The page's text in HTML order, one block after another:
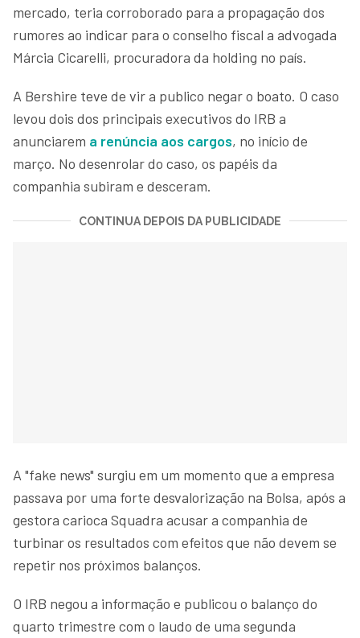
mercado, teria corroborado para a propagação dos
rumores ao indicar para o conselho fiscal a advogada
Márcia Cicarelli, procuradora da holding no país.
A Bershire teve de vir a publico negar o boato. O caso
levou dois dos principais executivos do IRB a
anunciarem a renúncia aos cargos, no início de
março. No desenrolar do caso, os papéis da
companhia subiram e desceram.
CONTINUA DEPOIS DA PUBLICIDADE
A "fake news" surgiu em um momento que a empresa
passava por uma forte desvalorização na Bolsa, após a
gestora carioca Squadra acusar a companhia de
turbinar os resultados com efeitos que não devem se
repetir nos próximos balanços.
O IRB negou a informação e publicou o balanço do
quarto trimestre com o laudo de uma segunda